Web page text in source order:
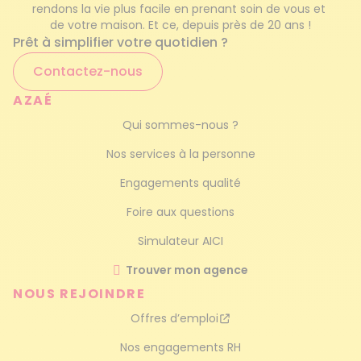
Que ce soit pour des interventions ponctuelles
comme un ménage de printemps ou un
service régulier, nous nous adaptons à vos
Vous recherchez une
aide à domicile à
Mulhouse ? Azaé est là !
uniquement des prestations de femme de
ménage à Mulhouse ! Nos intervenants
s’occupent également de la garde d’enfants
âgés ou dépendants. Avec nous, aucun frais
caché et une prise en charge complète des
Ménage haut de gamme
rendons la vie plus facile en prenant soin de vous et
de votre maison. Et ce, depuis près de 20 ans !
Prêt à simplifier votre quotidien ?
Contactez-nous
AZAÉ
Qui sommes-nous ?
Nos services à la personne
Engagements qualité
Foire aux questions
Simulateur AICI
Trouver mon agence
NOUS REJOINDRE
Offres d’emploi
Nos engagements RH